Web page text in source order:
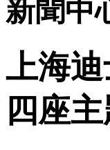
新聞中
上海
四座